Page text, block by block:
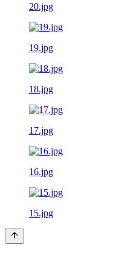
20.jpg
19.jpg
18.jpg
17.jpg
16.jpg
15.jpg